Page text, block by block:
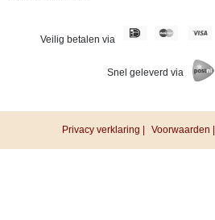
Veilig betalen via
Snel geleverd via
Privacy verklaring | Voorwaarden |